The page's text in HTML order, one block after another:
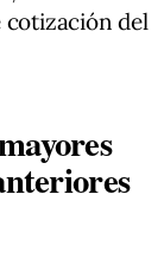
cotización del